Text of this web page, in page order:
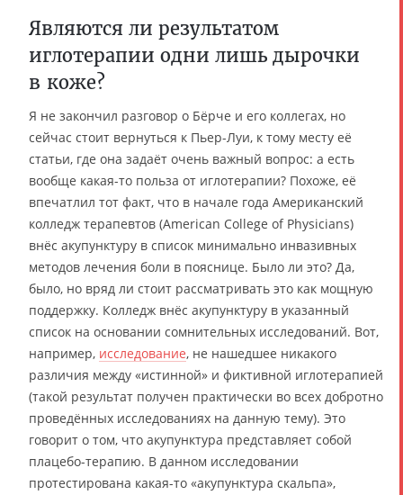
Являются ли результатом
иглотерапии одни лишь дырочки
в коже?
Я не закончил разговор о Бёрче и его коллегах, но
сейчас стоит вернуться к Пьер-Луи, к тому месту её
статьи, где она задаёт очень важный вопрос: а есть
вообще какая-то польза от иглотерапии? Похоже, её
впечатлил тот факт, что в начале года Американский
колледж терапевтов (American College of Physicians)
внёс акупунктуру в список минимально инвазивных
методов лечения боли в пояснице. Было ли это? Да,
было, но вряд ли стоит рассматривать это как мощную
поддержку. Колледж внёс акупунктуру в указанный
список на основании сомнительных исследований. Вот,
например, исследование, не нашедшее никакого
различия между «истинной» и фиктивной иглотерапией
(такой результат получен практически во всех добротно
проведённых исследованиях на данную тему). Это
говорит о том, что акупунктура представляет собой
плацебо-терапию. В данном исследовании
протестирована какая-то «акупунктура скальпа»,